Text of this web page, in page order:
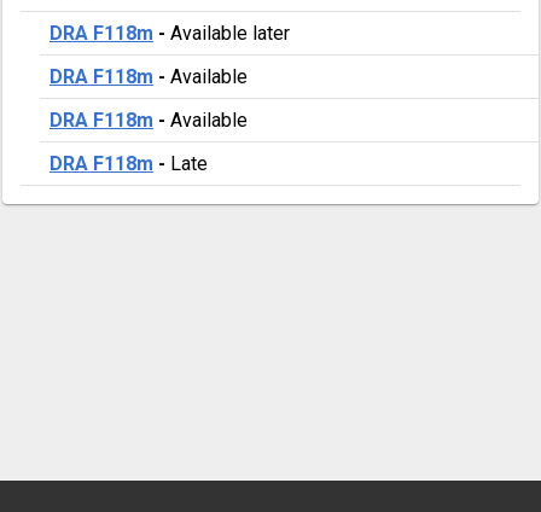
DRA F118m - Available later
DRA F118m - Available
DRA F118m - Available
DRA F118m - Late